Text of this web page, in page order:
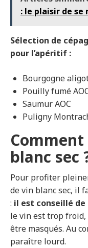
: le plaisir de
Sélection de
pour l’apéritif :
Bourgogne
Pouilly fumé
Saumur AOC
Puligny
blanc sec
Pour profiter
de vin blanc sec, il
: il est conseillé
le vin est trop froid,
être masqués. Au
paraître lourd.